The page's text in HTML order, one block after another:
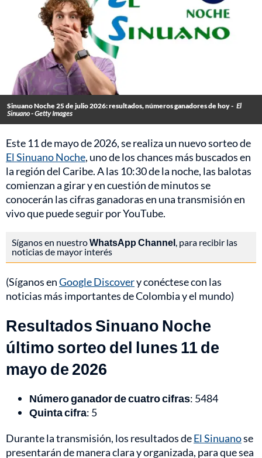
Sinuano Noche 25 de julio 2026: resultados, números ganadores de hoy - El
Sinuano - Getty Images
Este 11 de mayo de 2026, se realiza un nuevo sorteo de
El Sinuano Noche, uno de los chances más buscados en
la región del Caribe. A las 10:30 de la noche, las balotas
comienzan a girar y en cuestión de minutos se
conocerán las cifras ganadoras en una transmisión en
vivo que puede seguir por YouTube.
Síganos en nuestroWhatsApp Channel, para recibir las
noticias de mayor interés
(Síganos enGoogle Discovery conéctese con las
noticias más importantes de Colombia y el mundo)
Resultados Sinuano Noche
último sorteo del lunes 11 de
mayo de 2026
Número ganador de cuatro cifras: 5484
Quinta cifra: 5
Durante la transmisión, los resultados deEl Sinuanose
presentarán de manera clara y organizada, para que sea